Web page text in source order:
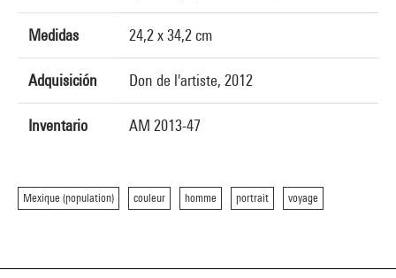
Medidas 24,2 x 34,2 cm
Adquisición Don de l'artiste, 2012
Inventario AM 2013-47
Mexique (population) couleur homme portrait voyage